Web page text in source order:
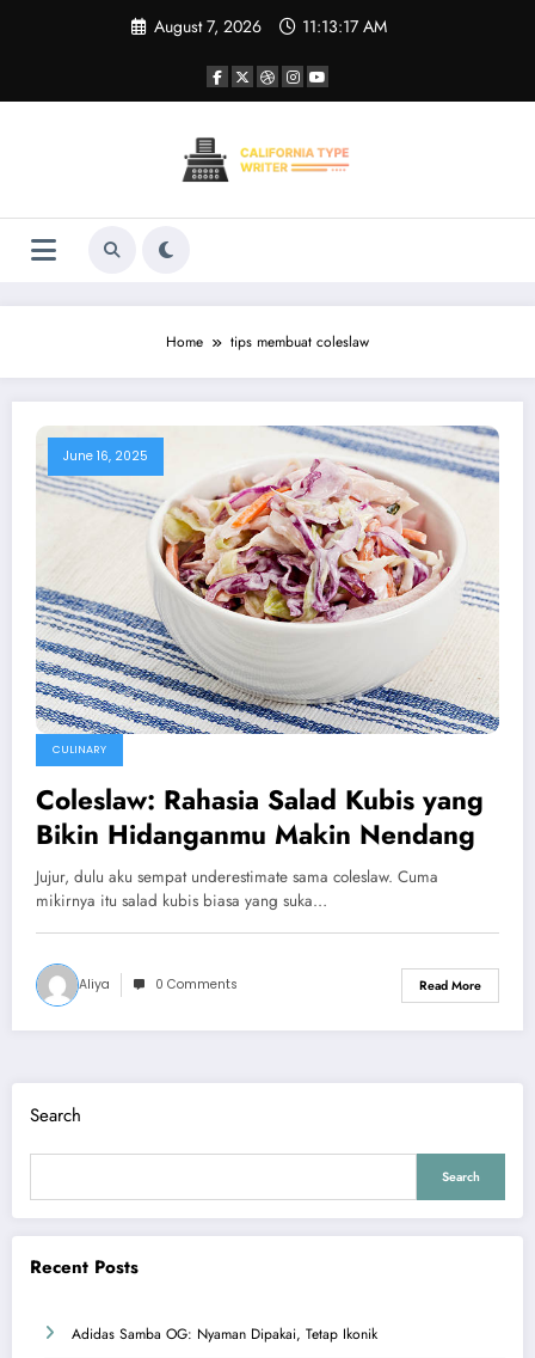
August 7, 2026 11:13:17 AM
Home tips membuat coleslaw
June 16, 2025
CULINARY
Coleslaw: Rahasia Salad Kubis yang
Bikin Hidanganmu Makin Nendang
Jujur, dulu aku sempat underestimate sama coleslaw. Cuma
mikirnya itu salad kubis biasa yang suka…
Aliya 0 Comments Read More
Search
Search
Recent Posts
Adidas Samba OG: Nyaman Dipakai, Tetap Ikonik